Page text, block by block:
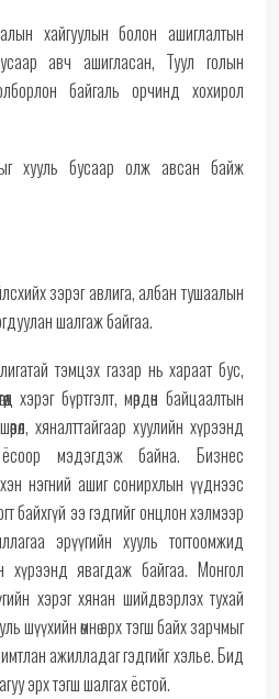
хайгуулын болон ашиглалтын
авч ашигласан, Туул голын
байгаль орчинд хохирол
хууль бусаар олж авсан байж
зэрэг авлига, албан тушаалын
шалгаж байгаа.
тэмцэх газар нь хараат бус,
хэрэг бүртгэлт, мөрдөн байцаалтын
хяналттайгаар хуулийн хүрээнд
мэдэгдэж байна. Бизнес
нэгний ашиг сонирхлын үүднээс
байхгүй ээ гэдгийг онцлон хэлмээр
эрүүгийн хууль тогтоомжид
явагдаж байгаа. Монгол
хэрэг хянан шийдвэрлэх тухай
шүүхийн өмнө эрх тэгш байх зарчмыг
ажилладаг гэдгийг хэлье. Бид
эрх тэгш шалгах ёстой.